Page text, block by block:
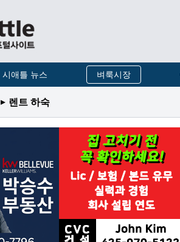
시애틀 뉴스 벼룩시장
▸ 렌트 하숙